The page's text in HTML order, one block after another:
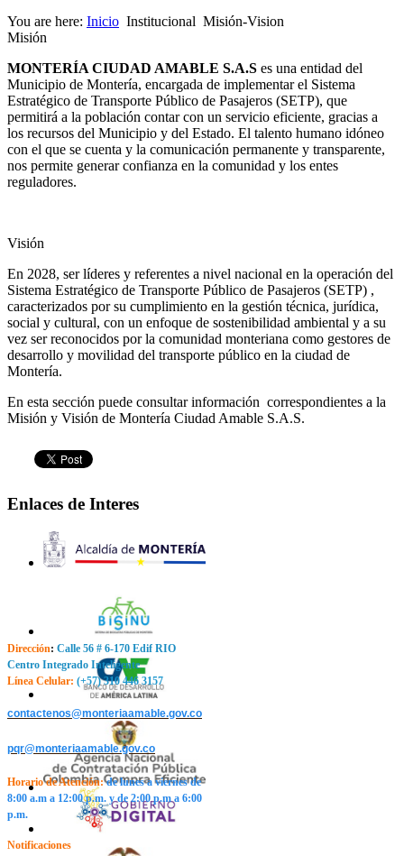
You are here: Inicio Institucional Misión-Vision
Misión
MONTERÍA CIUDAD AMABLE S.A.S es una entidad del
Municipio de Montería, encargada de implementar el Sistema
Estratégico de Transporte Público de Pasajeros (SETP), que
permitirá a la población contar con un servicio eficiente, gracias a
los recursos del Municipio y del Estado. El talento humano idóneo
con el que se cuenta y la comunicación permanente y transparente,
nos permite generar confianza en la comunidad y los entes
reguladores.
Visión
En 2028, ser líderes y referentes a nivel nacional en la operación del
Sistema Estratégico de Transporte Público de Pasajeros (SETP) ,
caracterizados por su cumplimiento en la gestión técnica, jurídica,
social y cultural, con un enfoque de sostenibilidad ambiental y a su
vez ser reconocidos por la comunidad monteriana como gestores de
desarrollo y movilidad del transporte público en la ciudad de
Montería.
En esta sección puede consultar información correspondientes a la
Misión y Visión de Montería Ciudad Amable S.A.S.
Enlaces de Interes
Dirección: Calle 56 # 6-170 Edif RIO
Centro Integrado Inteligente
Línea Celular: (+57) 310 446 3157
contactenos@monteriaamable.gov.co
pqr@monteriaamable.gov.co
Horario de Atención: de lunes a viernes de
8:00 a.m a 12:00 p.m. y de 2:00 p.m a 6:00
p.m.
Notificaciones